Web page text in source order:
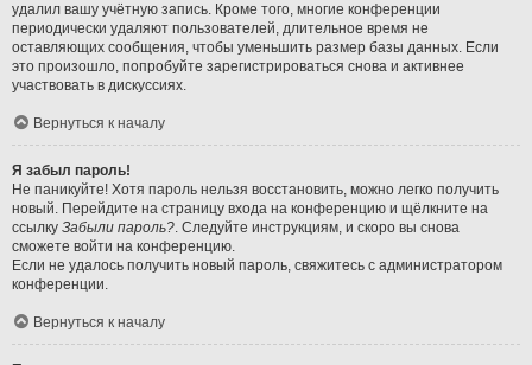
удалил вашу учётную запись. Кроме того, многие конференции
периодически удаляют пользователей, длительное время не
оставляющих сообщения, чтобы уменьшить размер базы данных. Если
это произошло, попробуйте зарегистрироваться снова и активнее
участвовать в дискуссиях.
Вернуться к началу
Я забыл пароль!
Не паникуйте! Хотя пароль нельзя восстановить, можно легко получить
новый. Перейдите на страницу входа на конференцию и щёлкните на
ссылку Забыли пароль?. Следуйте инструкциям, и скоро вы снова
сможете войти на конференцию.
Если не удалось получить новый пароль, свяжитесь с администратором
конференции.
Вернуться к началу